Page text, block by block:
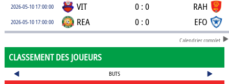
2026-05-10 17:00:00 VIT 0 : 0 RAH
2026-05-10 17:00:00 REA 0 : 0 EFO
Calendrier complet
CLASSEMENT DES JOUEURS
BUTS